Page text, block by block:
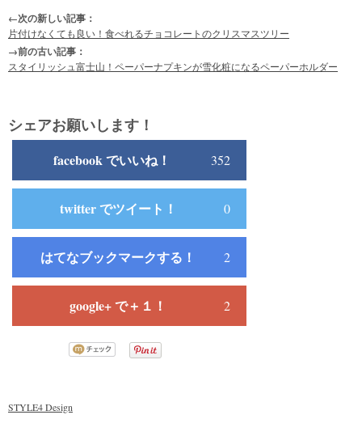
←次の新しい記事：
片付けなくても良い！食べれるチョコレートのクリスマスツリー
→前の古い記事：
スタイリッシュ富士山！ペーパーナプキンが雪化粧になるペーパーホルダー
シェアお願いします！
facebook でいいね！ 352
twitter でツイート！ 0
はてなブックマークする！ 2
google+ で＋１！ 2
STYLE4 Design